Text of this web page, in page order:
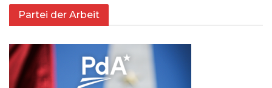
Partei der Arbeit